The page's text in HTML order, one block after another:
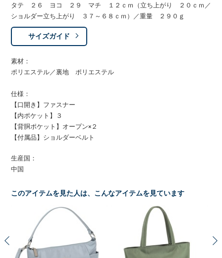
タテ ２６ ヨコ ２９ マチ １２ｃｍ（立ち上がり ２０ｃｍ／
ショルダー立ち上がり ３７～６８ｃｍ）／重量 ２９０ｇ
サイズガイド
素材：
ポリエステル／裏地 ポリエステル
仕様：
【口開き】ファスナー
【内ポケット】３
【背胴ポケット】オープン×２
【付属品】ショルダーベルト
生産国：
中国
このアイテムを見た人は、こんなアイテムを見ています